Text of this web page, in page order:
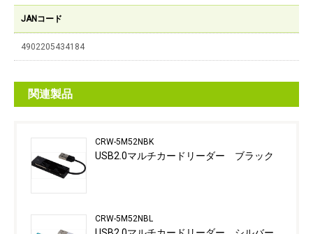
JANコード
4902205434184
関連製品
CRW-5M52NBK
USB2.0マルチカードリーダー ブラック
CRW-5M52NBL